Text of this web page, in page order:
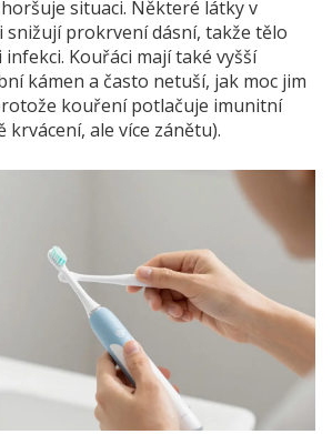
situaci. Některé látky v
prokrvení dásní, takže tělo
Kouřáci mají také vyšší
kámen a často netuší, jak moc jim
kouření potlačuje imunitní
krvácení, ale více zánětu).